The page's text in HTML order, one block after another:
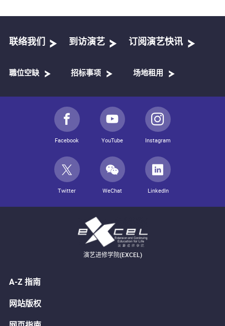
联络我们 到访演艺 订阅演艺快讯
職位空缺 招标事项 场地租用
Facebook YouTube Instagram
Twitter WeChat LinkedIn
演艺进修学院(EXCEL)
A-Z 指南
网站版权